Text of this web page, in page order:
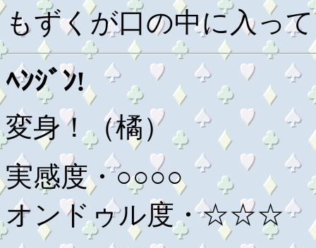
もずくが口の中に入っ
ﾍﾝｼﾞﾝ!
変身！（橘）
実感度・○○○○
オンドゥル度・☆☆☆